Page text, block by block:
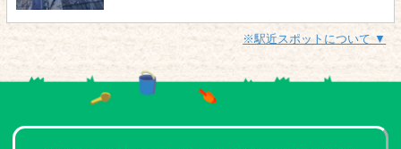
※駅近スポットについて ▼